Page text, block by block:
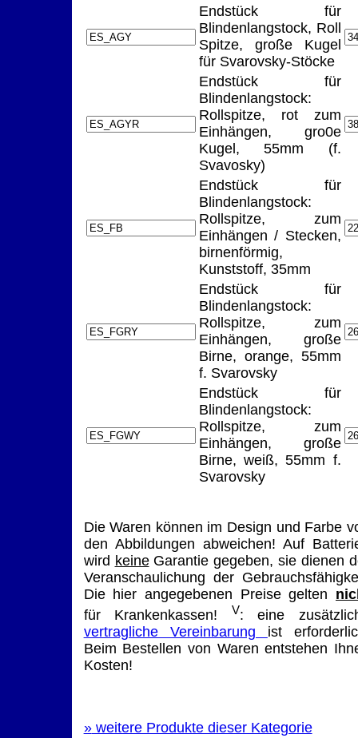
Endstück für
Blindenlangstock, Roll
Spitze, große Kugel
für Svarovsky-Stöcke
Endstück für
Blindenlangstock:
Rollspitze, rot zum
Einhängen, gro0e
Kugel, 55mm (f.
Svavosky)
Endstück für
Blindenlangstock:
Rollspitze, zum
Einhängen / Stecken,
birnenförmig,
Kunststoff, 35mm
Endstück für
Blindenlangstock:
Rollspitze, zum
Einhängen, große
Birne, orange, 55mm
f. Svarovsky
Endstück für
Blindenlangstock:
Rollspitze, zum
Einhängen, große
Birne, weiß, 55mm f.
Svarovsky
Die Waren können im Design und Farbe
den Abbildungen abweichen! Auf
wird keineGarantie gegeben, sie dienen
Veranschaulichung der
Die hier angegebenen Preise gelten
für Krankenkassen!
V: eine
vertragliche Vereinbarung ist
Beim Bestellen von Waren entstehen
Kosten!
»weitere Produkte dieser Kategorie